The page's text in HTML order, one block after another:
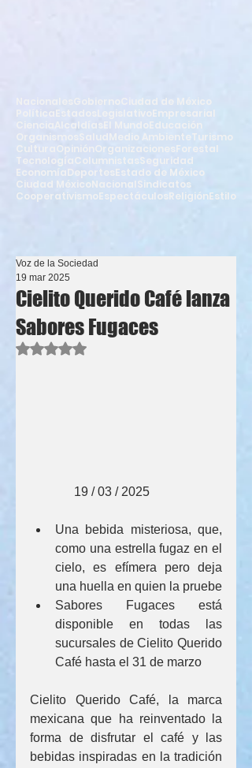
Nacionales Gobierno Ciudad de México
PolíticaEstados LegislativoEmpresarial
Ciencia AlcaldíasEl MundoEducación
Organismos SaludMedio AmbienteTurismo
Cultura
OpiniónOrganizacionesForestal
TecnologíaColumnistasSeguridad
EconomíaDeportesEstado de México
Ciudad MéxicoNacionalSindicatos
CooperativismoEspectáculosReligiónEstilo
Cielito Querido Café lanza
Sabores Fugaces
Voz de la Sociedad
19 mar 2025
Obtuvo NaN de 5 estrellas.
              19 / 03 / 2025
Una bebida misteriosa, que,
como una estrella fugaz en el
cielo, es efímera pero deja
una huella en quien la pruebe
Sabores Fugaces está
disponible en todas las
sucursales de Cielito Querido
Café hasta el 31 de marzo
Cielito Querido Café, la marca
mexicana que ha reinventado la
forma de disfrutar el café y las
bebidas inspiradas en la tradición